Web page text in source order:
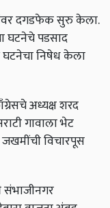
दगडफेक सुरु केला.
घटनेचे पडसाद
घटनेचा निषेध केला
अध्यक्ष शरद
गावाला भेट
विचारपूस
संभाजीनगर